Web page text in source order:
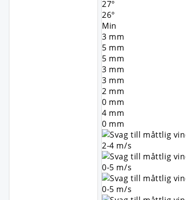
27°
26°
Min
3 mm
5 mm
5 mm
3 mm
3 mm
2 mm
0 mm
4 mm
0 mm
2-4 m/s
0-5 m/s
0-5 m/s